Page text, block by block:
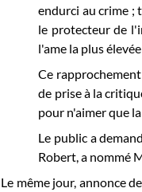
endurci au crime ;
le protecteur de
l'ame la plus
Ce
de prise à la
pour n'aimer que
Le public a
Robert, a nommé
Le même jour, annonce